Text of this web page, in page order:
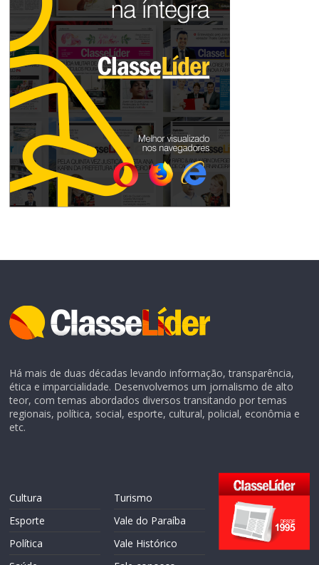
Há mais de duas décadas levando informação, transparência,
ética e imparcialidade. Desenvolvemos um jornalismo de alto
teor, com temas abordados diversos transitando por temas
regionais, política, social, esporte, cultural, policial, econômia e
etc.
Cultura
Esporte
Política
Turismo
Vale do Paraíba
Vale Histórico